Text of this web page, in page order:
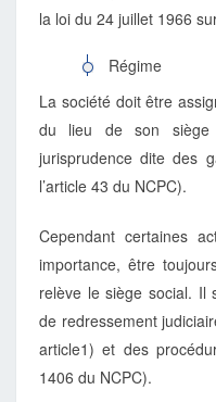
la loi du 24 juillet 1966
Régime
La société doit être
du lieu de son siège
jurisprudence dite des
l’article 43 du NCPC).
Cependant certaines
importance, être
relève le siège social. Il
de redressement
article1) et des
1406 du NCPC).